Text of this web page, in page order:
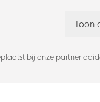
bij onze partner
Toon